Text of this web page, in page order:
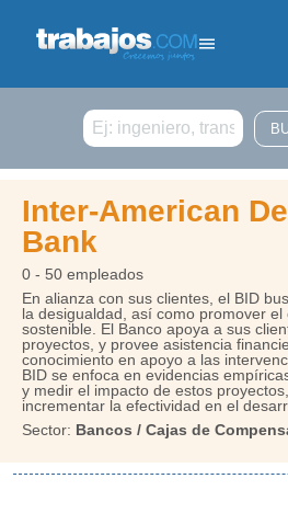
Buscar
Inter-American
Bank
0 - 50 empleados
En alianza con sus clientes, el BID
la desigualdad, así como promover
sostenible. El Banco apoya a sus
proyectos, y provee asistencia
conocimiento en apoyo a las
BID se enfoca en evidencias
y medir el impacto de estos
incrementar la efectividad en el
Sector: Bancos / Cajas de